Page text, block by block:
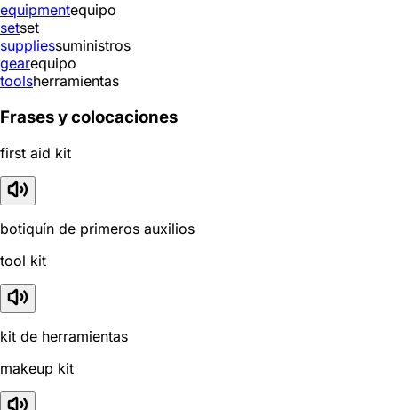
equipmentequipo
setset
suppliessuministros
gearequipo
toolsherramientas
Frases y colocaciones
first aid kit
botiquín de primeros auxilios
tool kit
kit de herramientas
makeup kit